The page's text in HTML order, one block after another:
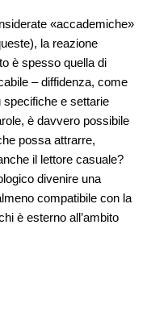
«accademiche»
la reazione
è spesso quella di
– diffidenza, come
specifiche e settarie
è davvero possibile
possa attrarre,
il lettore casuale?
divenire una
compatibile con la
è esterno all’ambito
con il
alle stampe da Dadò